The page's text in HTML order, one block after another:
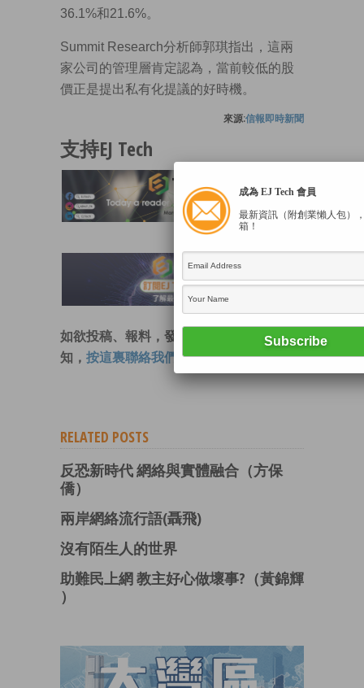
36.1%和21.6%。
Summit Research分析師郭琪指出，這兩
家公司的管理層肯定認為，當前較低的股
價正是提出私有化提議的好時機。
來源:信報即時新聞
支持EJ Tech
如欲投稿、報料，發布新聞稿或採訪通
知， 按這裏聯絡我們 。
RELATED POSTS
反恐新時代 網絡與實體融合（方保
僑）
兩岸網絡流行語(聶飛)
沒有陌生人的世界
助難民上網 教主好心做壞事?（黃錦輝
）
成為 EJ Tech 會員
最新資訊（附創業懶人包）
箱！